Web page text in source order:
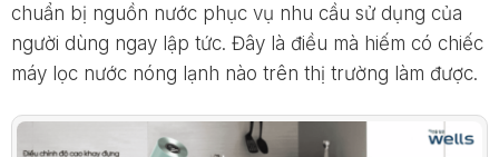
chuẩn bị nguồn nước phục vụ nhu cầu sử dụng của
người dùng ngay lập tức. Đây là điều mà hiếm có chiếc
máy lọc nước nóng lạnh nào trên thị trường làm được.